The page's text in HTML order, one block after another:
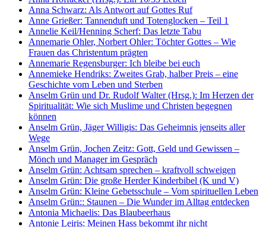
Anna Schwarz: Als Antwort auf Gottes Ruf
Anne Grießer: Tannenduft und Totenglocken – Teil 1
Annelie Keil/Henning Scherf: Das letzte Tabu
Annemarie Ohler, Norbert Ohler: Töchter Gottes – Wie
Frauen das Christentum prägten
Annemarie Regensburger: Ich bleibe bei euch
Annemieke Hendriks: Zweites Grab, halber Preis – eine
Geschichte vom Leben und Sterben
Anselm Grün und Dr. Rudolf Walter (Hrsg.): Im Herzen der
Spiritualität: Wie sich Muslime und Christen begegnen
können
Anselm Grün, Jäger Willigis: Das Geheimnis jenseits aller
Wege
Anselm Grün, Jochen Zeitz: Gott, Geld und Gewissen –
Mönch und Manager im Gespräch
Anselm Grün: Achtsam sprechen – kraftvoll schweigen
Anselm Grün: Die große Herder Kinderbibel (K und V)
Anselm Grün: Kleine Gebetsschule – Vom spirituellen Leben
Anselm Grün:: Staunen – Die Wunder im Alltag entdecken
Antonia Michaelis: Das Blaubeerhaus
Antonie Leiris: Meinen Hass bekommt ihr nicht